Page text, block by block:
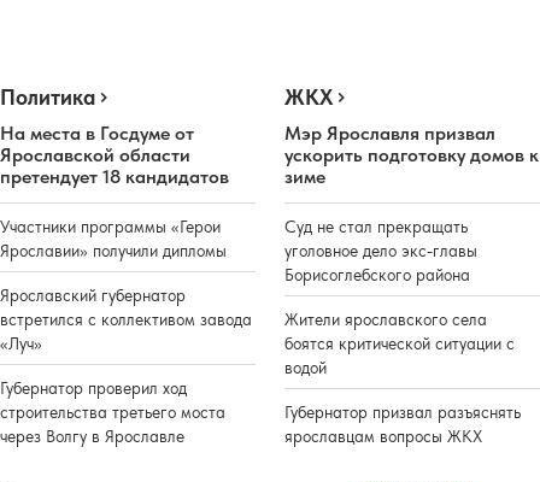
Политика
На места в Госдуме от
Ярославской области
претендует 18 кандидатов
Участники программы «Герои
Ярославии» получили дипломы
Ярославский губернатор
встретился с коллективом завода
«Луч»
Губернатор проверил ход
строительства третьего моста
через Волгу в Ярославле
ЖКХ
Мэр Ярославля призвал
ускорить подготовку домов к
зиме
Суд не стал прекращать
уголовное дело экс-главы
Борисоглебского района
Жители ярославского села
боятся критической ситуации с
водой
Губернатор призвал разъяснять
ярославцам вопросы ЖКХ